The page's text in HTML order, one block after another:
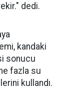
dedi.
kandaki
sonucu
fazla su
kullandı.